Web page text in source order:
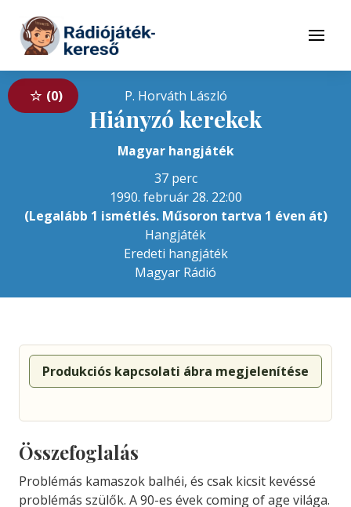
Tovább a tartalomhoz
Menü
0 P. Horváth László
Hiányzó kerekek
Magyar hangjáték
37 perc
1990. február 28. 22:00
(Legalább 1 ismétlés. Műsoron tartva 1 éven át)
Hangjáték
Eredeti hangjáték
Magyar Rádió
Produkciós kapcsolati ábra megjelenítése
Összefoglalás
Problémás kamaszok balhéi, és csak kicsit kevéssé
problémás szülők. A 90-es évek coming of age világa.